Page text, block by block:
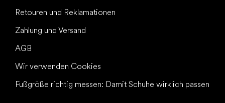
Retouren und Reklamationen
Zahlung und Versand
AGB
Wir verwenden Cookies
Fußgröße richtig messen: Damit Schuhe wirklich passen